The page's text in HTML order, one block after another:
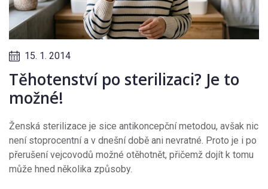
15. 1. 2014
Těhotenství po sterilizaci? Je to
možné!
Ženská sterilizace je sice antikoncepční metodou, avšak nic
není stoprocentní a v dnešní době ani nevratné. Proto je i po
přerušení vejcovodů možné otěhotnět, přičemž dojít k tomu
může hned několika způsoby.